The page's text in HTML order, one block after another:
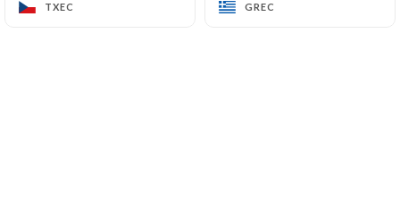
TXEC GREC
TXEC GREC